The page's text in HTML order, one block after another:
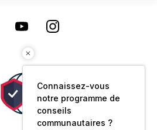
Connaissez-vous
notre programme de
conseils
communautaires ?